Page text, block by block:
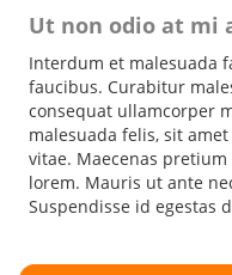
Ut non odio at mi
Interdum et malesuada
faucibus. Curabitur
consequat ullamcorper
malesuada felis, sit
vitae. Maecenas
lorem. Mauris ut ante
Suspendisse id egestas